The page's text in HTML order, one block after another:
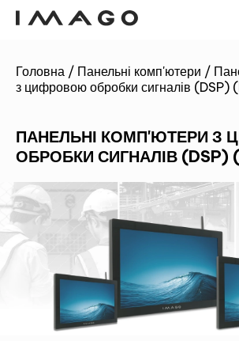
POS-ТЕРМІНАЛИ
ПАНЕЛЬНІ КОМП'ЮТЕРИ
ГРОШОВІ ЯЩИКИ
ПРОМИСЛОВИЙ МІНІ-ПК
ЗЧИТУВАЧІ ШТРИХ-КОДІВ
ДЕРЕВО ІМАГО
Головна / Панельні комп'ютери /
з цифровою обробки сигналів (DSP)
ПАНЕЛЬНІ КОМП'ЮТЕРИ З
ОБРОБКИ СИГНАЛІВ (DSP)